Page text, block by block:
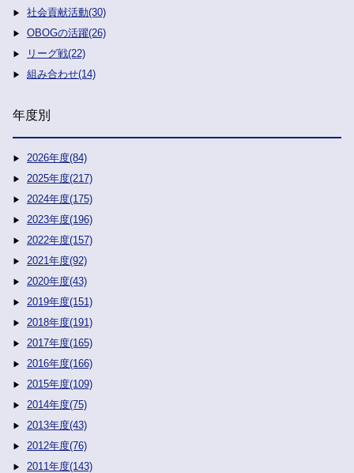
社会貢献活動(30)
OBOGの活躍(26)
リーグ戦(22)
組み合わせ(14)
年度別
2026年度(84)
2025年度(217)
2024年度(175)
2023年度(196)
2022年度(157)
2021年度(92)
2020年度(43)
2019年度(151)
2018年度(191)
2017年度(165)
2016年度(166)
2015年度(109)
2014年度(75)
2013年度(43)
2012年度(76)
2011年度(143)